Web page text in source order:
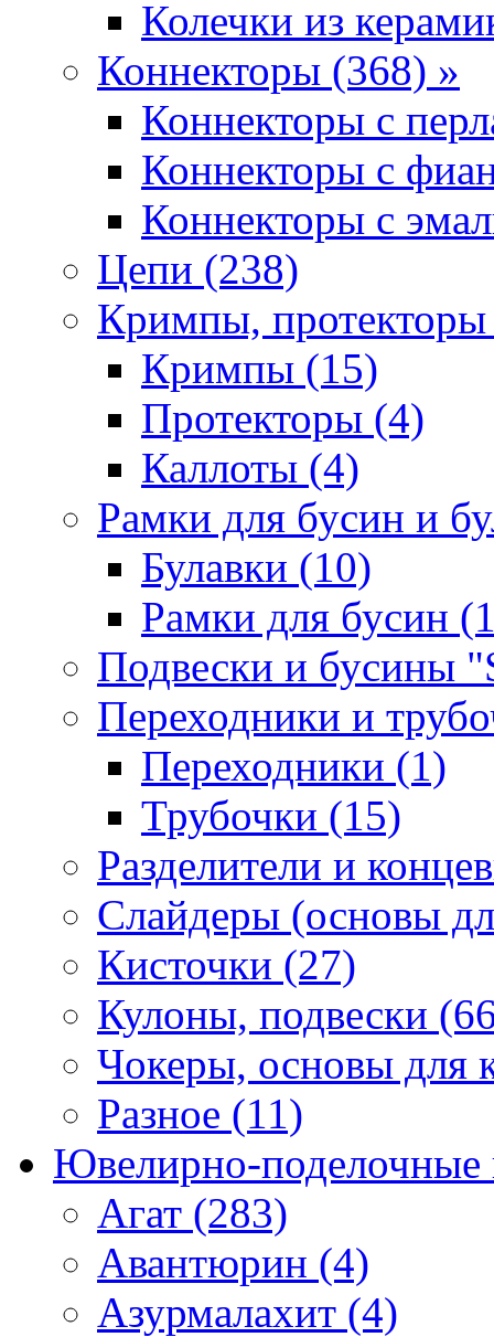
Колечки из
Коннекторы (368) »
Коннекторы с
Коннекторы с
Коннекторы с
Цепи (238)
Кримпы,
Кримпы (15)
Протекторы (4)
Каллоты (4)
Рамки для бусин и
Булавки (10)
Рамки для бусин
Подвески и бусины
Переходники и
Переходники (1)
Трубочки (15)
Разделители и
Слайдеры (основы
Кисточки (27)
Кулоны, подвески
Чокеры, основы для
Разное (11)
Ювелирно-поделочные
Агат (283)
Авантюрин (4)
Азурмалахит (4)